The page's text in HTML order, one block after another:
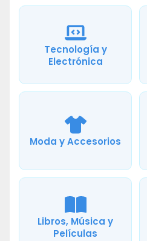
Tecnología y
Electrónica
Moda y Accesorios
Libros, Música y
Películas